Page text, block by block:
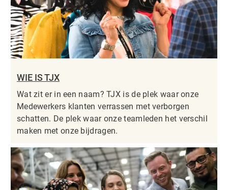
WIE IS TJX
Wat zit er in een naam? TJX is de plek waar onze
Medewerkers klanten verrassen met verborgen
schatten. De plek waar onze teamleden het verschil
maken met onze bijdragen.